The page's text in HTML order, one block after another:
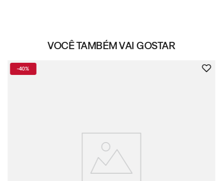
VOCÊ TAMBÉM VAI GOSTAR
-40%